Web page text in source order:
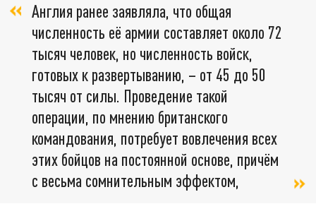
Англия ранее заявляла, что общая
численность её армии составляет около 72
тысяч человек, но численность войск,
готовых к развертыванию, – от 45 до 50
тысяч от силы. Проведение такой
операции, по мнению британского
командования, потребует вовлечения всех
этих бойцов на постоянной основе, причём
с весьма сомнительным эффектом,